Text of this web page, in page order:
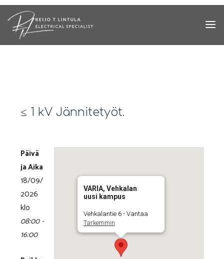
Skip
content
≤ 1 kV Jännitetyöt.
VARIA, Vehkalan
uusi kampus
Vehkalantie 6 - Vantaa
Tarkemmin
Päivä
ja Aika
18/09/
2026
klo
08:00 -
16:00